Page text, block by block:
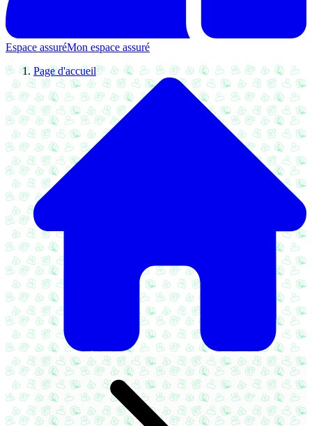
Espace assuréMon espace assuré
Page d'accueil